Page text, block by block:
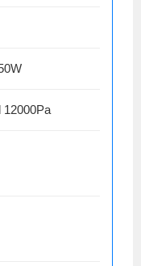
12000Pa